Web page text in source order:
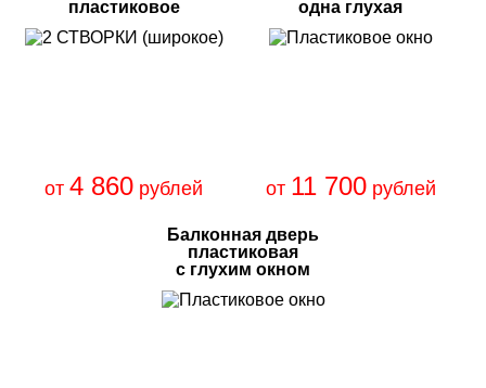
пластиковое
от 4 860 рублей
одна глухая
от 11 700рублей
Балконная дверь
пластиковая
с глухим окном